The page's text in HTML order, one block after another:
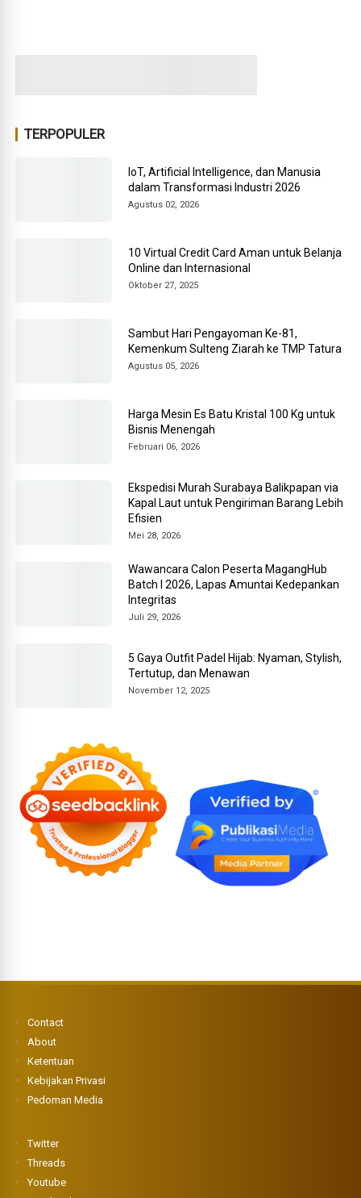
TERPOPULER
IoT, Artificial Intelligence, dan Manusia
dalam Transformasi Industri 2026
Agustus 02, 2026
10 Virtual Credit Card Aman untuk Belanja
Online dan Internasional
Oktober 27, 2025
Sambut Hari Pengayoman Ke-81,
Kemenkum Sulteng Ziarah ke TMP Tatura
Agustus 05, 2026
Harga Mesin Es Batu Kristal 100 Kg untuk
Bisnis Menengah
Februari 06, 2026
Ekspedisi Murah Surabaya Balikpapan via
Kapal Laut untuk Pengiriman Barang Lebih
Efisien
Mei 28, 2026
Wawancara Calon Peserta MagangHub
Batch I 2026, Lapas Amuntai Kedepankan
Integritas
Juli 29, 2026
5 Gaya Outfit Padel Hijab: Nyaman, Stylish,
Tertutup, dan Menawan
November 12, 2025
Contact
About
Ketentuan
Kebijakan Privasi
Pedoman Media
Twitter
Threads
Youtube